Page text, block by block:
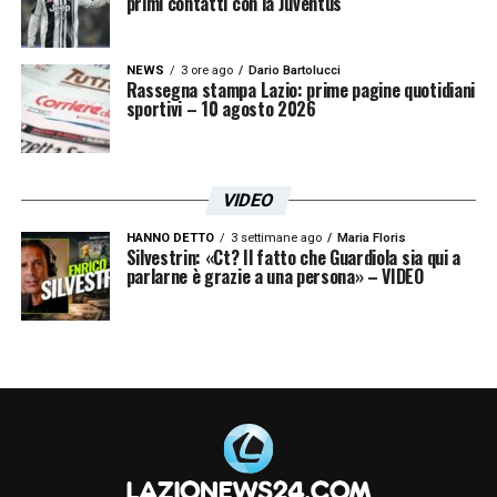
piedi, personalità da vendere e da cui gli altri
difensori laziali devono trarre insegnamento,
grande uomo e grande calciatore!»
LA PLAYLIST DELLE NOSTRE TOP NEWS
NEWS 3 ore ago Dario Bartolucci
Rassegna stampa Lazio: prime pagine quotidiani
sportivi – 10 agosto 2026
VIDEO
HANNO DETTO 3 settimane ago Maria Floris
Silvestrin: «Ct? Il fatto che Guardiola sia qui a
parlarne è grazie a una persona» – VIDEO